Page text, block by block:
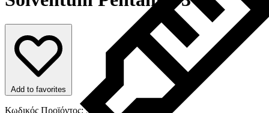
Add to favorites
Κωδικός Προϊόντος: 9330